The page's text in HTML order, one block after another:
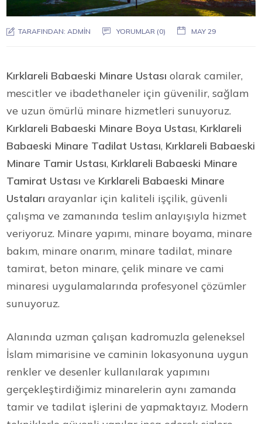
TARAFINDAN:ADMIN YORUMLAR (0) MAY 29
Kırklareli Babaeski Minare Ustası olarak camiler,
mescitler ve ibadethaneler için güvenilir, sağlam
ve uzun ömürlü minare hizmetleri sunuyoruz.
Kırklareli Babaeski Minare Boya Ustası, Kırklareli
Babaeski Minare Tadilat Ustası, Kırklareli Babaeski
Minare Tamir Ustası, Kırklareli Babaeski Minare
Tamirat Ustası ve Kırklareli Babaeski Minare
Ustaları arayanlar için kaliteli işçilik, güvenli
çalışma ve zamanında teslim anlayışıyla hizmet
veriyoruz. Minare yapımı, minare boyama, minare
bakım, minare onarım, minare tadilat, minare
tamirat, beton minare, çelik minare ve cami
minaresi uygulamalarında profesyonel çözümler
sunuyoruz.
Alanında uzman çalışan kadromuzla geleneksel
İslam mimarisine ve caminin lokasyonuna uygun
renkler ve desenler kullanılarak yapımını
gerçekleştirdiğimiz minarelerin aynı zamanda
tamir ve tadilat işlerini de yapmaktayız. Modern